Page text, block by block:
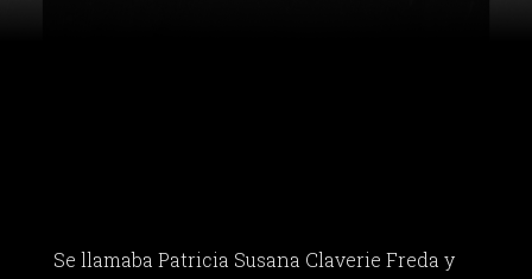
Se llamaba Patricia Susana Claverie Freda y